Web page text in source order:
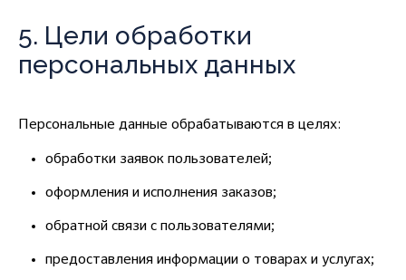
5. Цели обработки
персональных данных
Персональные данные обрабатываются в целях:
обработки заявок пользователей;
оформления и исполнения заказов;
обратной связи с пользователями;
предоставления информации о товарах и услугах;